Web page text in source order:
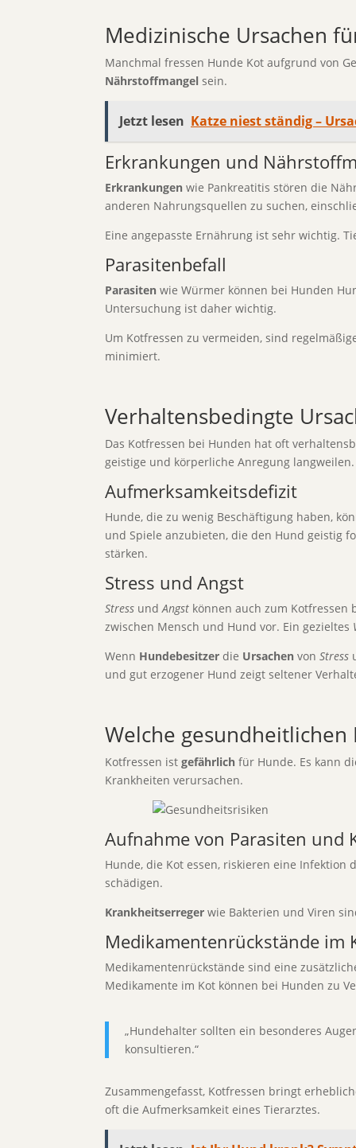
Medizinische Ursachen
Manchmal fressen Hunde Kot aufgrund von
Nährstoffmangel sein.
Jetzt lesen Katze niest ständig –
Erkrankungen und
Erkrankungen wie Pankreatitis stören die
anderen Nahrungsquellen zu suchen,
Eine angepasste Ernährung ist sehr wichtig.
Parasitenbefall
Parasiten wie Würmer können bei Hunden
Untersuchung ist daher wichtig.
Um Kotfressen zu vermeiden, sind
minimiert.
Verhaltensbedingte
Das Kotfressen bei Hunden hat oft
geistige und körperliche Anregung
Aufmerksamkeitsdefizit
Hunde, die zu wenig Beschäftigung haben,
und Spiele anzubieten, die den Hund geistig
stärken.
Stress und Angst
Stress und Angst können auch zum
zwischen Mensch und Hund vor. Ein gezieltes
Wenn Hundebesitzer die Ursachen von Stress
und gut erzogener Hund zeigt seltener
Welche
Kotfressen ist gefährlich für Hunde. Es kann
Krankheiten verursachen.
Aufnahme von Parasiten und
Hunde, die Kot essen, riskieren eine Infektion
schädigen.
Krankheitserreger wie Bakterien und Viren
Medikamentenrückstände im
Medikamentenrückstände sind eine
Medikamente im Kot können bei Hunden zu
„Hundehalter sollten ein besonderes
konsultieren.“
Zusammengefasst, Kotfressen bringt
oft die Aufmerksamkeit eines Tierarztes.